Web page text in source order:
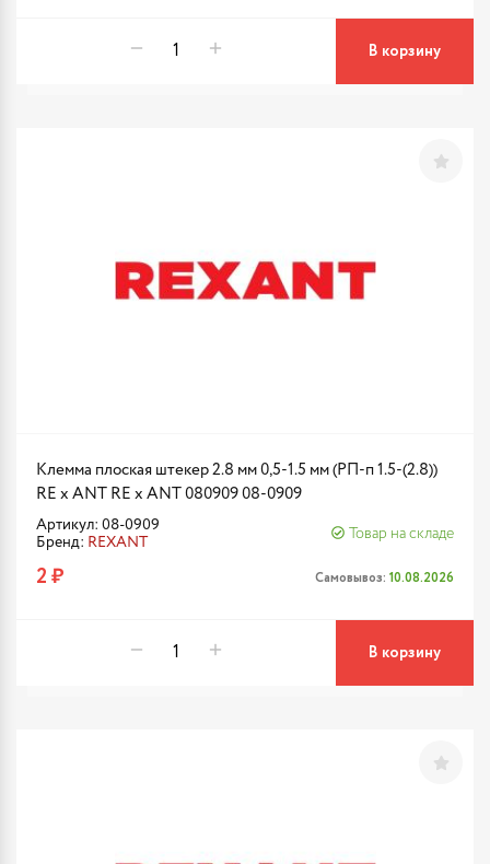
В корзину
Клемма плоская штекер 2.8 мм 0,5-1.5 мм (РП-п 1.5-(2.8))
RE x ANT RE x ANT 080909 08-0909
Артикул: 08-0909
Бренд: REXANT
Товар на складе
2 ₽ Самовывоз: 10.08.2026
В корзину